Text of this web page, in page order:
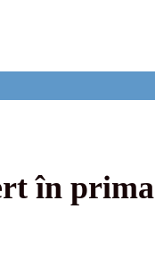
în prima